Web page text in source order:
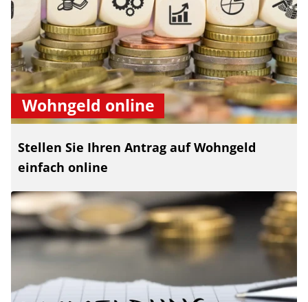
Wohngeld online
Stellen Sie Ihren Antrag auf Wohngeld
einfach online